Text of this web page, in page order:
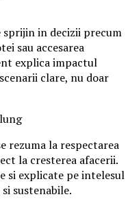
in decizii precum
sau accesarea
explica impactul
clare, nu doar
rezuma la respectarea
la cresterea afacerii.
si explicate pe intelesul
sustenabile.